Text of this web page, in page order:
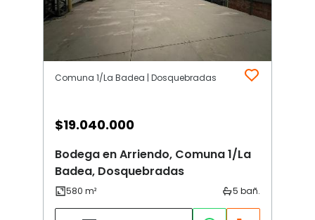
Comuna 1/La Badea | Dosquebradas
$19.040.000
Bodega en Arriendo, Comuna 1/La
Badea, Dosquebradas